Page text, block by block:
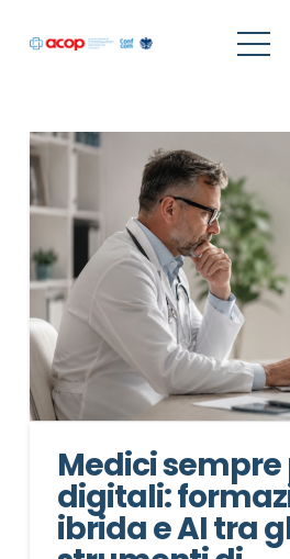
Medici sempre
digitali:
ibrida e AI tra